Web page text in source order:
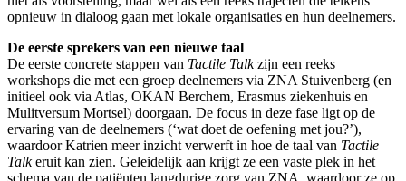
opnieuw in dialoog gaan met lokale organisaties en hun deelnemers.
De eerste sprekers van een nieuwe taal
De eerste concrete stappen van Tactile Talkzijn een reeks
workshops die met een groep deelnemers via ZNA Stuivenberg (en
initieel ook via Atlas, OKAN Berchem, Erasmus ziekenhuis en
Mulitversum Mortsel) doorgaan. De focus in deze fase ligt op de
ervaring van de deelnemers (‘wat doet de oefening met jou?’),
waardoor Katrien meer inzicht verwerft in hoe de taal van Tactile
Talkeruit kan zien. Geleidelijk aan krijgt ze een vaste plek in het
schema van de patiënten langdurige zorg van ZNA, waardoor ze op